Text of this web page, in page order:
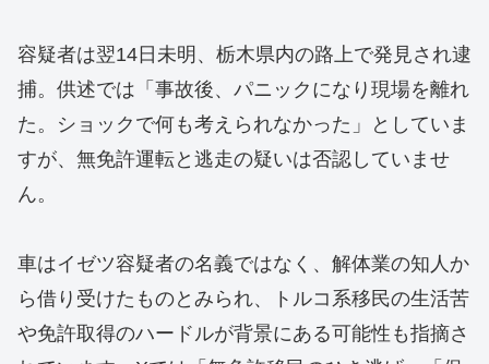
容疑者は翌14日未明、栃木県内の路上で発見され逮
捕。供述では「事故後、パニックになり現場を離れ
た。ショックで何も考えられなかった」としていま
すが、無免許運転と逃走の疑いは否認していませ
ん。
車はイゼツ容疑者の名義ではなく、解体業の知人か
ら借り受けたものとみられ、トルコ系移民の生活苦
や免許取得のハードルが背景にある可能性も指摘さ